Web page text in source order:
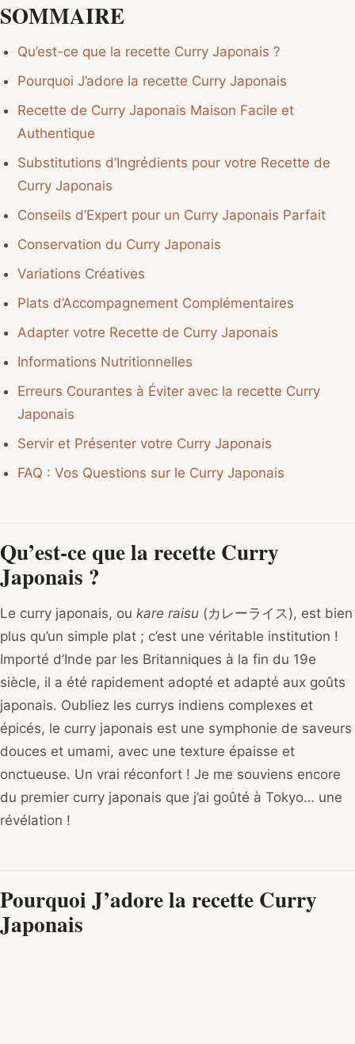
SOMMAIRE
Qu’est-ce que la recette Curry Japonais ?
Pourquoi J’adore la recette Curry Japonais
Recette de Curry Japonais Maison Facile et
Authentique
Substitutions d’Ingrédients pour votre Recette de
Curry Japonais
Conseils d’Expert pour un Curry Japonais Parfait
Conservation du Curry Japonais
Variations Créatives
Plats d’Accompagnement Complémentaires
Adapter votre Recette de Curry Japonais
Informations Nutritionnelles
Erreurs Courantes à Éviter avec la recette Curry
Japonais
Servir et Présenter votre Curry Japonais
FAQ : Vos Questions sur le Curry Japonais
Qu’est-ce que la recette Curry
Japonais ?
Le curry japonais, ou kare raisu (カレーライス), est bien
plus qu’un simple plat ; c’est une véritable institution !
Importé d’Inde par les Britanniques à la fin du 19e
siècle, il a été rapidement adopté et adapté aux goûts
japonais. Oubliez les currys indiens complexes et
épicés, le curry japonais est une symphonie de saveurs
douces et umami, avec une texture épaisse et
onctueuse. Un vrai réconfort ! Je me souviens encore
du premier curry japonais que j’ai goûté à Tokyo… une
révélation !
Pourquoi J’adore la recette Curry
Japonais